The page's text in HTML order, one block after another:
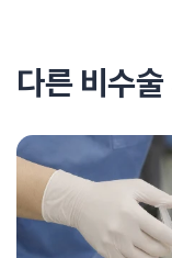
다른 비수